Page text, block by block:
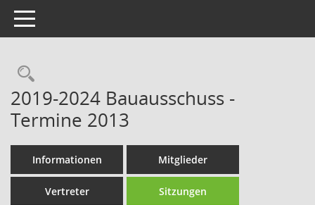
Toggle navigation
Rechercheauswahl
2019-2024 Bauausschuss -
Termine 2013
Informationen Mitglieder
Vertreter Sitzungen